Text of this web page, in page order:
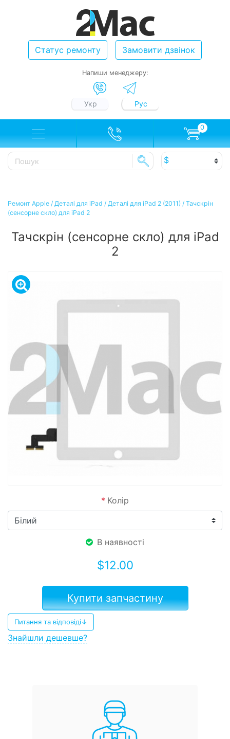
Статус ремонту Замовити дзвінок
Напиши менеджеру:
Укр Рус
0
Ремонт Apple / Деталі для iPad / Деталі для iPad 2 (2011) / Тачскрін
(сенсорне скло) для iPad 2
Тачскрін (сенсорне скло) для iPad
2
* Колір
В наявності
$12.00
Купити запчастину
Питання та відповіді↓
Знайшли дешевше?